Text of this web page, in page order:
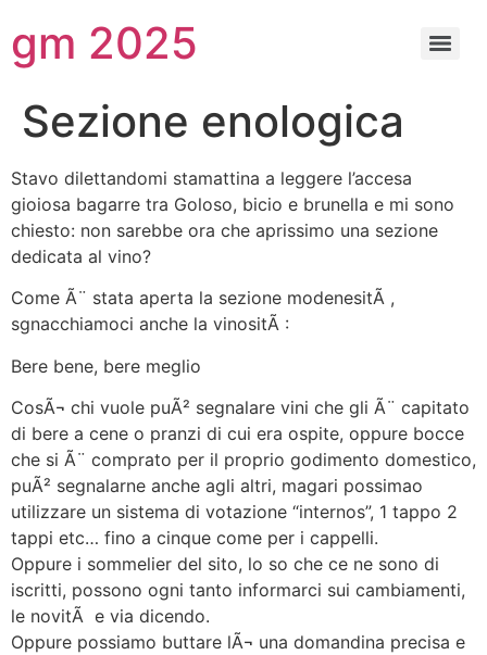
gm 2025
Sezione enologica
Stavo dilettandomi stamattina a leggere l’accesa
gioiosa bagarre tra Goloso, bicio e brunella e mi sono
chiesto: non sarebbe ora che aprissimo una sezione
dedicata al vino?
Come Ã¨ stata aperta la sezione modenesitÃ ,
sgnacchiamoci anche la vinositÃ :
Bere bene, bere meglio
CosÃ¬ chi vuole puÃ² segnalare vini che gli Ã¨ capitato
di bere a cene o pranzi di cui era ospite, oppure bocce
che si Ã¨ comprato per il proprio godimento domestico,
puÃ² segnalarne anche agli altri, magari possimao
utilizzare un sistema di votazione “internos”, 1 tappo 2
tappi etc… fino a cinque come per i cappelli.
Oppure i sommelier del sito, lo so che ce ne sono di
iscritti, possono ogni tanto informarci sui cambiamenti,
le novitÃ e via dicendo.
Oppure possiamo buttare lÃ¬ una domandina precisa e